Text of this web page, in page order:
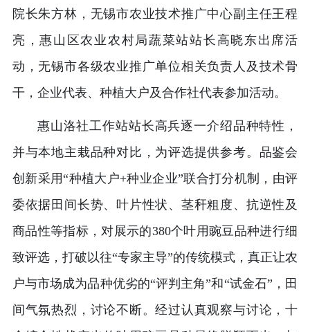
院长朱方林，无锡市农业技术推广中心副主任王程
亮，惠山区农业农村局蔬菜站站长高晓东出席活
动，无锡市各级农业推广单位相关负责人及技术骨
干，企业代表、种植大户及合作社代表参加活动。
惠山洛社工作站站长高兵逐一介绍品种特性，
并与本地主栽品种对比，为评选提供参考。品鉴会
创新采用“种植大户+种业企业”联合打分机制，由评
委依据田间长势、叶片性状、茎秆粗度、抗逆性及
商品性等指标，对展示的380个叶用豌豆品种进行细
致评选，打破以往“专家主导”的传统模式，真正让农
户与市场成为品种优劣的“评判主角”和“试金石”，田
间气氛热烈，讨论不断。经过认真观察与讨论，十